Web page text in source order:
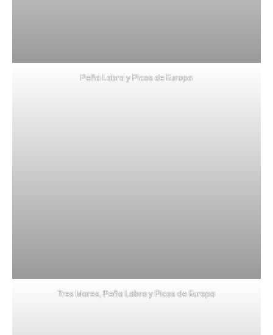
Peña Labra y Picos de Europa
Tres Mares, Peña Labra y Picos de Europa